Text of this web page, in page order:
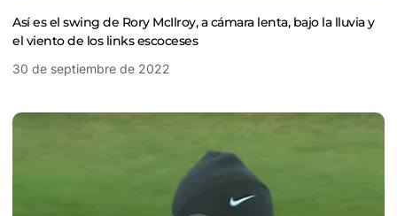
Así es el swing de Rory McIlroy, a cámara lenta, bajo la lluvia y
el viento de los links escoceses
30 de septiembre de 2022